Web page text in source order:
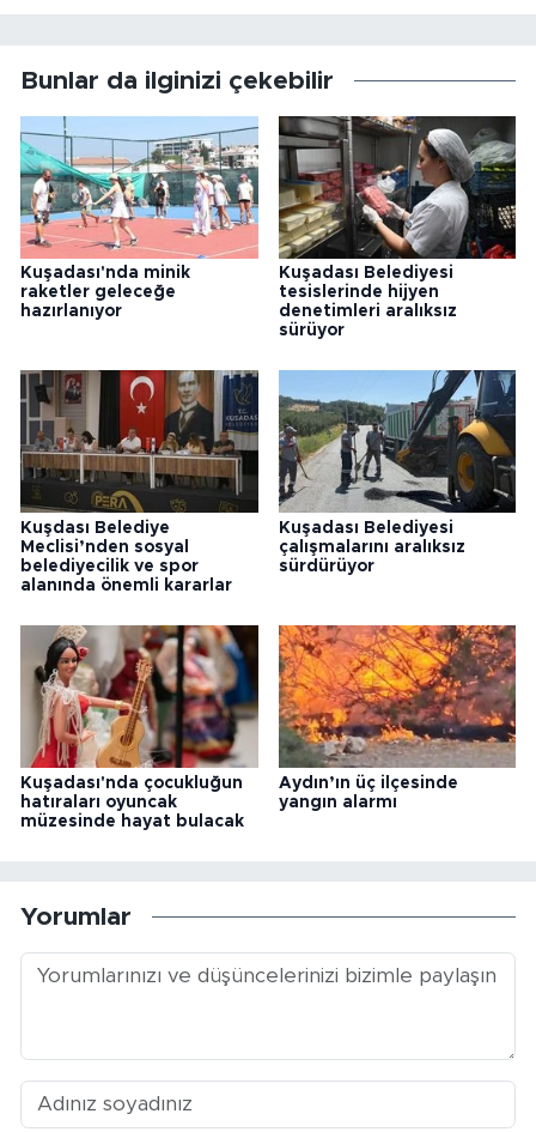
Bunlar da ilginizi çekebilir
Kuşadası'nda minik
raketler geleceğe
hazırlanıyor
Kuşadası Belediyesi
tesislerinde hijyen
denetimleri aralıksız
sürüyor
Kuşdası Belediye
Meclisi’nden sosyal
belediyecilik ve spor
alanında önemli kararlar
Kuşadası Belediyesi
çalışmalarını aralıksız
sürdürüyor
Kuşadası'nda çocukluğun
hatıraları oyuncak
müzesinde hayat bulacak
Aydın’ın üç ilçesinde
yangın alarmı
Yorumlar